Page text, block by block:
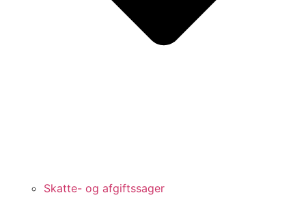
Skatte- og afgiftssager